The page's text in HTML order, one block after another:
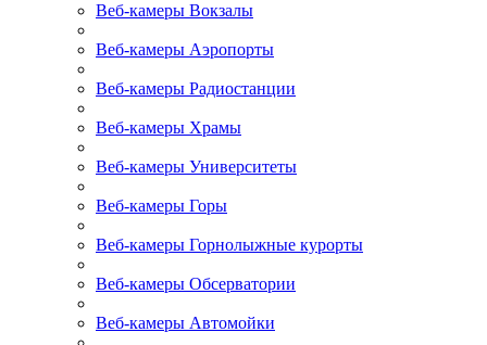
Веб-камеры Вокзалы
Веб-камеры Аэропорты
Веб-камеры Радиостанции
Веб-камеры Храмы
Веб-камеры Университеты
Веб-камеры Горы
Веб-камеры Горнолыжные курорты
Веб-камеры Обсерватории
Веб-камеры Автомойки